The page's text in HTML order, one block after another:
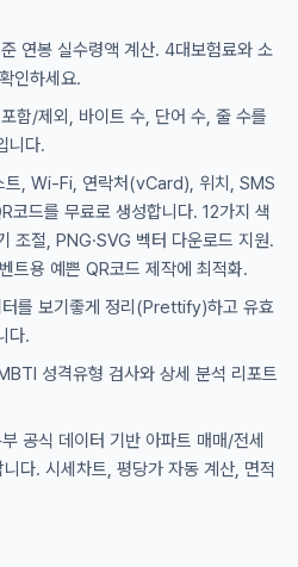
연봉 실수령액 계산. 4대보험료와 소
인하세요.
함/제외, 바이트 수, 단어 수, 줄 수를
니다.
트, Wi-Fi, 연락처(vCard), 위치, SMS
코드를 무료로 생성합니다. 12가지 색
절, PNG·SVG 벡터 다운로드 지원.
벤트용 예쁜 QR코드 제작에 최적화.
를 보기좋게 정리(Prettify)하고 유효
다.
성격유형 검사와 상세 분석 리포트
공식 데이터 기반 아파트 매매/전세
다. 시세차트, 평당가 자동 계산, 면적